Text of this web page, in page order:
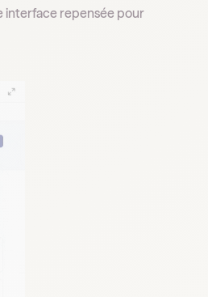
interface repensée pour